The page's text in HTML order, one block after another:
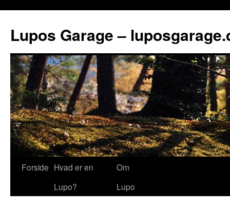
Lupos Garage –
Forside Hvad er en
Lupo?
Om
Lupo